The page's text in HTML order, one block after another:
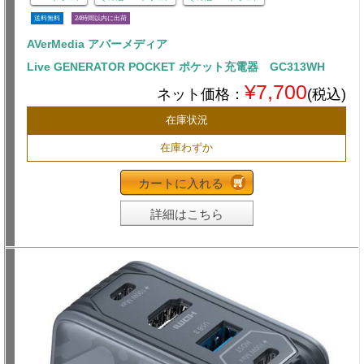
送料無料 24時間以内に出荷
AVerMedia アバーメディア
Live GENERATOR POCKET ポケット充電器 GC313WH
ネット価格： ¥7,700(税込)
在庫状況
在庫わずか
カートに入れる
詳細はこちら